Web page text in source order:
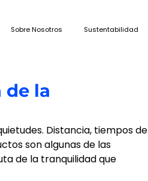
Sobre Nosotros Sustentabilidad
de la
Distancia, tiempos de
son algunas de las
de la tranquilidad que